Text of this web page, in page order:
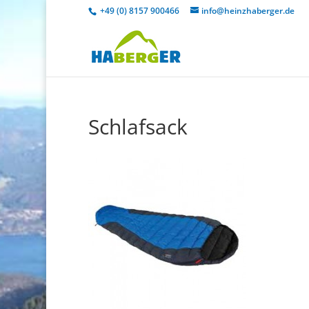
+49 (0) 8157 900466 info@heinzhaberger.de
Schlafsack